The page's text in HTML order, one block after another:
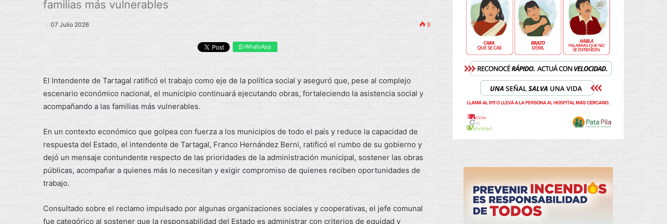
familias más vulnerables
07 Julio 2026 9
WhatsApp
El Intendente de Tartagal ratificó el trabajo como eje de la política social y aseguró que, pese al complejo
escenario económico nacional, el municipio continuará ejecutando obras, fortaleciendo la asistencia social y
acompañando a las familias más vulnerables.
En un contexto económico que golpea con fuerza a los municipios de todo el país y reduce la capacidad de
respuesta del Estado, el intendente de Tartagal, Franco Hernández Berni, ratificó el rumbo de su gobierno y
dejó un mensaje contundente respecto de las prioridades de la administración municipal, sostener las obras
públicas, acompañar a quienes más lo necesitan y exigir compromiso de quienes reciben oportunidades de
trabajo.
Consultado sobre el reclamo impulsado por algunas organizaciones sociales y cooperativas, el jefe comunal
fue categórico al sostener que la responsabilidad del Estado es administrar con criterios de equidad y